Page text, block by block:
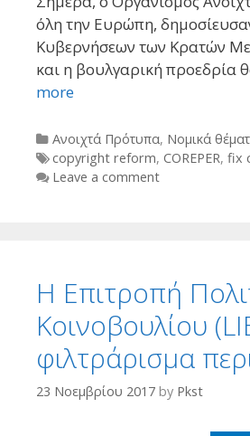
όλη την Ευρώπη,
Κυβερνήσεων των Κρατών
και η βουλγαρική προεδρία
more
Categories
Ανοιχτά Πρότυπα, Νομικά
Tags
copyright reform, COREPER, fix
Leave a comment
H Επιτροπή
Κοινοβουλίου
φιλτράρισμα
23 Νοεμβρίου 2017 by Pkst